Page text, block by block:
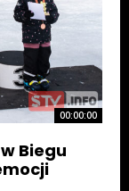
00:00:00
Biegu